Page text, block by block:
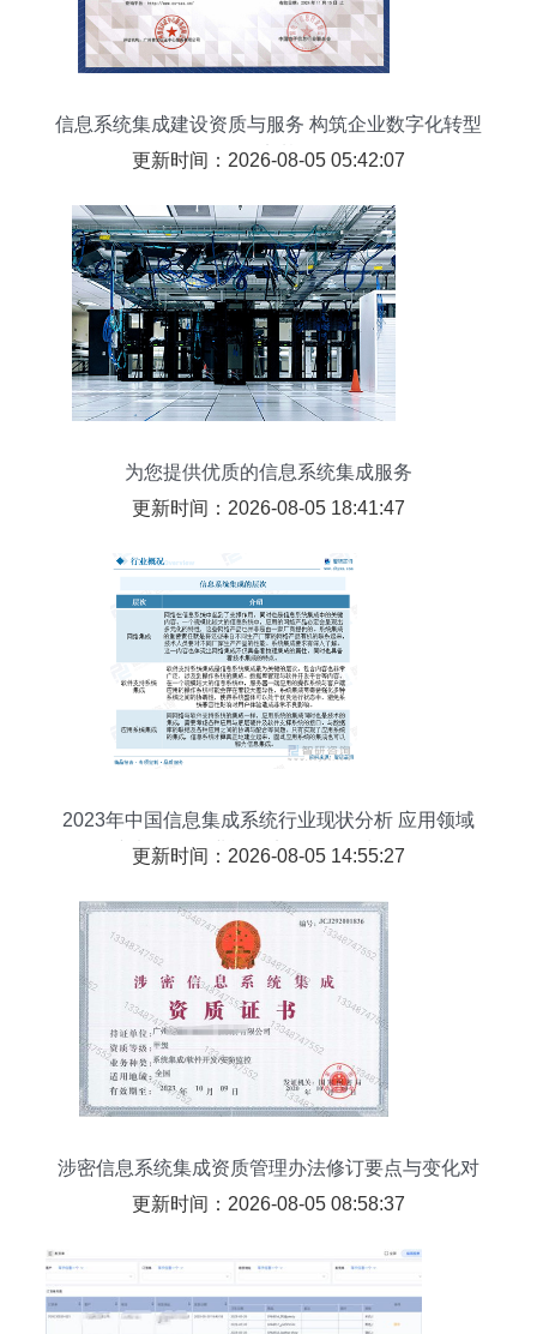
信息系统集成建设资质与服务 构筑企业数字化转型
的坚实基石
更新时间：2026-08-05 05:42:07
为您提供优质的信息系统集成服务
更新时间：2026-08-05 18:41:47
2023年中国信息集成系统行业现状分析 应用领域
不断加深，行业逐渐实现多元化与智能化
更新时间：2026-08-05 14:55:27
涉密信息系统集成资质管理办法修订要点与变化对
照分析
更新时间：2026-08-05 08:58:37